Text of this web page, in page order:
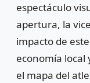
espectáculo
apertura, la
impacto de
economía local
el mapa del